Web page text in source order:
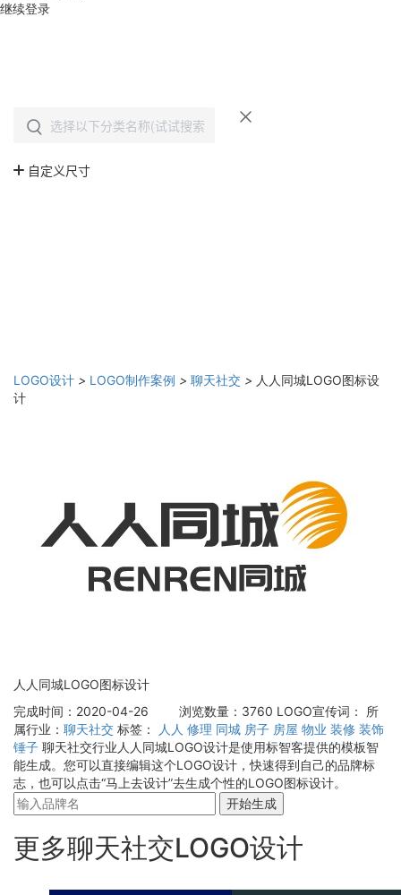
继续登录
LOGO设计 > LOGO制作案例 > 聊天社交 > 人人同城LOGO图标设
计
人人同城LOGO图标设计
完成时间：2020-04-26
浏览数量：3760 LOGO宣传词：
所
属行业： 聊天社交 标签： 人人 修理 同城 房子 房屋 物业 装修 装饰
锤子 聊天社交行业人人同城LOGO设计是使用标智客提供的模板智
能生成。您可以直接编辑这个LOGO设计，快速得到自己的品牌标
志，也可以点击“马上去设计”去生成个性的LOGO图标设计。
开始生成
更多聊天社交LOGO设计